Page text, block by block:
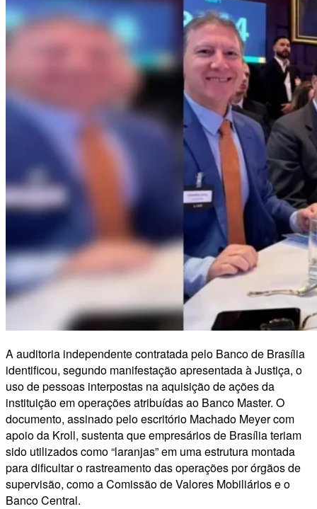
A auditoria independente contratada pelo Banco de Brasília
identificou, segundo manifestação apresentada à Justiça, o
uso de pessoas interpostas na aquisição de ações da
instituição em operações atribuídas ao Banco Master. O
documento, assinado pelo escritório Machado Meyer com
apoio da Kroll, sustenta que empresários de Brasília teriam
sido utilizados como “laranjas” em uma estrutura montada
para dificultar o rastreamento das operações por órgãos de
supervisão, como a Comissão de Valores Mobiliários e o
Banco Central.